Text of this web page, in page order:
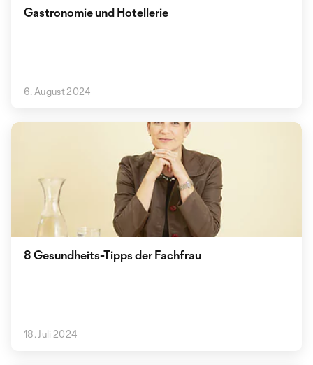
Gastronomie und Hotellerie
6. August 2024
8 Gesundheits-Tipps der Fachfrau
18. Juli 2024